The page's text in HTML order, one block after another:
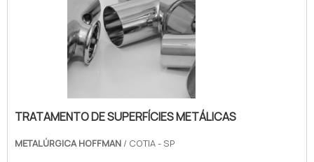
constante. Dessa forma, fazer a retificação
no tempo certo é a melhor alternativa par.
TRATAMENTO DE SUPERFÍCIES METÁLICAS
METALÚRGICA HOFFMAN / COTIA - SP